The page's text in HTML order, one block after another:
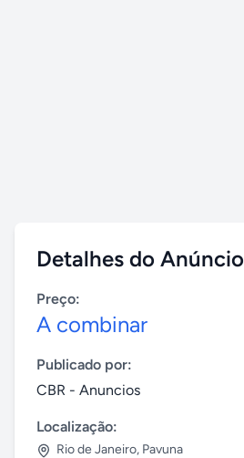
Detalhes do Anúncio
Preço:
A combinar
Publicado por:
CBR - Anuncios
Localização:
Rio de Janeiro, Pavuna